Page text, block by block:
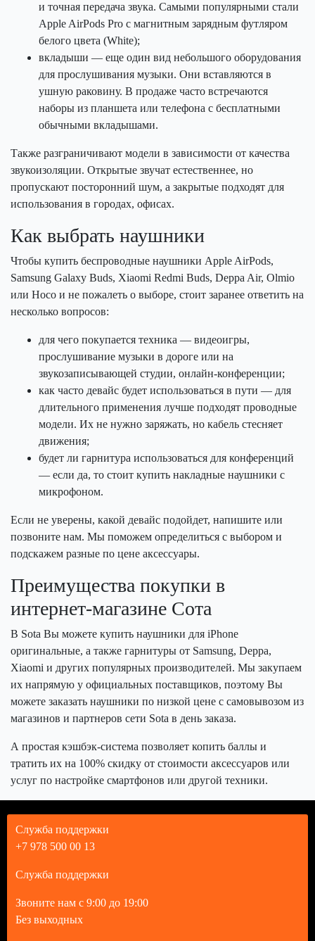
и точная передача звука. Самыми популярными стали
Apple AirPods Pro с магнитным зарядным футляром
белого цвета (White);
вкладыши — еще один вид небольшого оборудования
для прослушивания музыки. Они вставляются в
ушную раковину. В продаже часто встречаются
наборы из планшета или телефона с бесплатными
обычными вкладышами.
Также разграничивают модели в зависимости от качества
звукоизоляции. Открытые звучат естественнее, но
пропускают посторонний шум, а закрытые подходят для
использования в городах, офисах.
Как выбрать наушники
Чтобы купить беспроводные наушники Apple AirPods,
Samsung Galaxy Buds, Xiaomi Redmi Buds, Deppa Air, Olmio
или Hoco и не пожалеть о выборе, стоит заранее ответить на
несколько вопросов:
для чего покупается техника — видеоигры,
прослушивание музыки в дороге или на
звукозаписывающей студии, онлайн-конференции;
как часто девайс будет использоваться в пути — для
длительного применения лучше подходят проводные
модели. Их не нужно заряжать, но кабель стесняет
движения;
будет ли гарнитура использоваться для конференций
— если да, то стоит купить накладные наушники с
микрофоном.
Если не уверены, какой девайс подойдет, напишите или
позвоните нам. Мы поможем определиться с выбором и
подскажем разные по цене аксессуары.
Преимущества покупки в
интернет-магазине Сота
В Sota Вы можете купить наушники для iPhone
оригинальные, а также гарнитуры от Samsung, Deppa,
Xiaomi и других популярных производителей. Мы закупаем
их напрямую у официальных поставщиков, поэтому Вы
можете заказать наушники по низкой цене с самовывозом из
магазинов и партнеров сети Sota в день заказа.
А простая кэшбэк-система позволяет копить баллы и
тратить их на 100% скидку от стоимости аксессуаров или
услуг по настройке смартфонов или другой техники.
Служба поддержки
+7 978 500 00 13
Служба поддержки
Звоните нам с 9:00 до 19:00
Без выходных